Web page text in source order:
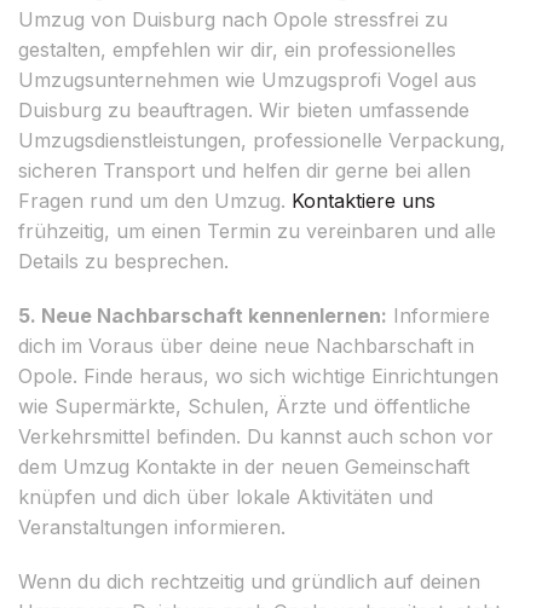
Umzug von Duisburg nach Opole stressfrei zu
gestalten, empfehlen wir dir, ein professionelles
Umzugsunternehmen wie Umzugsprofi Vogel aus
Duisburg zu beauftragen. Wir bieten umfassende
Umzugsdienstleistungen, professionelle Verpackung,
sicheren Transport und helfen dir gerne bei allen
Fragen rund um den Umzug. Kontaktiere uns
frühzeitig, um einen Termin zu vereinbaren und alle
Details zu besprechen.
5. Neue Nachbarschaft kennenlernen: Informiere
dich im Voraus über deine neue Nachbarschaft in
Opole. Finde heraus, wo sich wichtige Einrichtungen
wie Supermärkte, Schulen, Ärzte und öffentliche
Verkehrsmittel befinden. Du kannst auch schon vor
dem Umzug Kontakte in der neuen Gemeinschaft
knüpfen und dich über lokale Aktivitäten und
Veranstaltungen informieren.
Wenn du dich rechtzeitig und gründlich auf deinen